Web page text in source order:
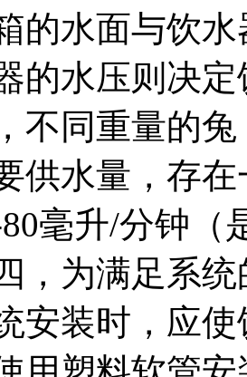
的水面与饮
的水压则决
不同重量的
供水量，存
毫升/分钟（
，为满足系
安装时，应